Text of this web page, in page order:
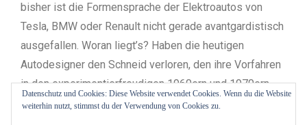
bisher ist die Formensprache der Elektroautos von
Tesla, BMW oder Renault nicht gerade avantgardistisch
ausgefallen. Woran liegt’s? Haben die heutigen
Autodesigner den Schneid verloren, den ihre Vorfahren
in den experimentierfreudigen 1960ern und 1970ern
noch hatten? Die Antworten von Andrea Zagato auf
Datenschutz und Cookies: Diese Website verwendet Cookies. Wenn du die Website
weiterhin nutzt, stimmst du der Verwendung von Cookies zu.